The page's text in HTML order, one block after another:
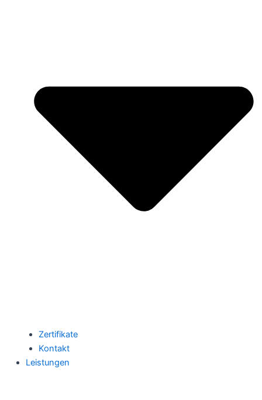
Zertifikate
Kontakt
Leistungen